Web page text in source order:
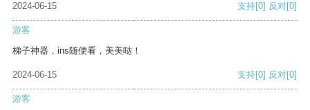
2024-06-15
支持[0] 反对[0]
游客
梯子神器，ins随便看，美美哒！
2024-06-15 支持[0] 反对[0]
游客